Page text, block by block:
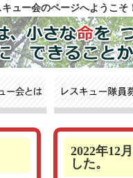
ュー会のページへようこそ
2022年12
した。